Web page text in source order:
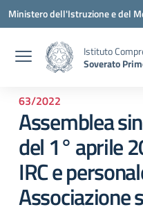
Vai ai contenuti
Vai al menu di navigazione
Vai al footer
Ministero dell'Istruzione e del
Istituto
Soverato
63/2022
Assemblea
del 1° aprile
IRC e
Associazione